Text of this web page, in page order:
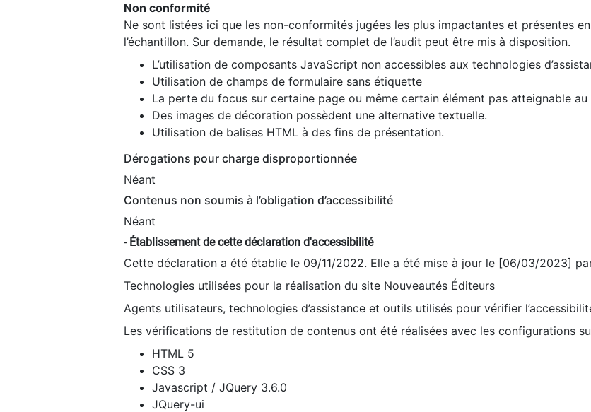
Non conformité
Ne sont listées ici que les non-conformités jugées les plus impactantes et présentes
l’échantillon. Sur demande, le résultat complet de l’audit peut être mis à disposition.
L’utilisation de composants JavaScript non accessibles aux technologies
Utilisation de champs de formulaire sans étiquette
La perte du focus sur certaine page ou même certain élément pas atteignable au
Des images de décoration possèdent une alternative textuelle.
Utilisation de balises HTML à des fins de présentation.
Dérogations pour charge disproportionnée
Néant
Contenus non soumis à l’obligation d’accessibilité
Néant
- Établissement de cette déclaration d'accessibilité
Cette déclaration a été établie le 09/11/2022. Elle a été mise à jour le [06/03/2023]
Technologies utilisées pour la réalisation du site Nouveautés Éditeurs
Agents utilisateurs, technologies d’assistance et outils utilisés pour vérifier
Les vérifications de restitution de contenus ont été réalisées avec les configurations
HTML 5
CSS 3
Javascript / JQuery 3.6.0
JQuery-ui